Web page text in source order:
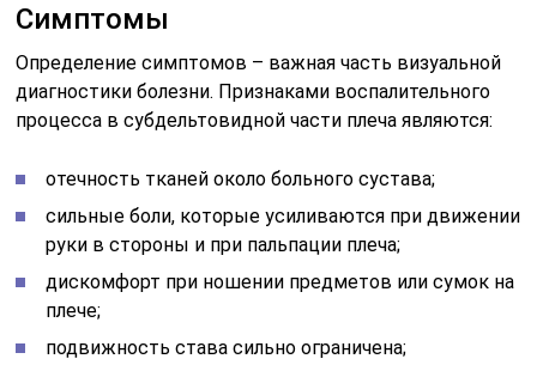
Симптомы
Определение симптомов – важная часть визуальной
диагностики болезни. Признаками воспалительного
процесса в субдельтовидной части плеча являются:
отечность тканей около больного сустава;
сильные боли, которые усиливаются при движении
руки в стороны и при пальпации плеча;
дискомфорт при ношении предметов или сумок на
плече;
подвижность става сильно ограничена;